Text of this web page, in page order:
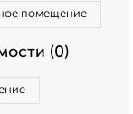
помещение
(0)